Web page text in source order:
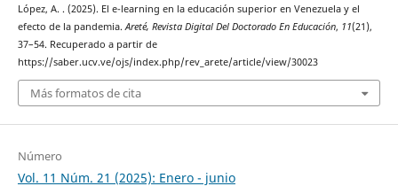
López, A. . (2025). El e-learning en la educación superior en Venezuela y el
efecto de la pandemia. Areté, Revista Digital Del Doctorado En Educación, 11(21),
37–54. Recuperado a partir de
https://saber.ucv.ve/ojs/index.php/rev_arete/article/view/30023
Más formatos de cita
Número
Vol. 11 Núm. 21 (2025): Enero - junio